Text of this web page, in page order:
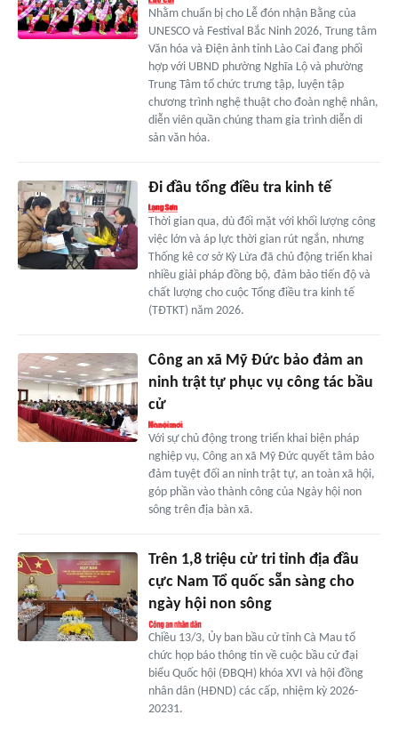
Nhằm chuẩn bị cho Lễ đón nhận Bằng của
UNESCO và Festival Bắc Ninh 2026, Trung tâm
Văn hóa và Điện ảnh tỉnh Lào Cai đang phối
hợp với UBND phường Nghĩa Lộ và phường
Trung Tâm tổ chức trưng tập, luyện tập
chương trình nghệ thuật cho đoàn nghệ nhân,
diễn viên quần chúng tham gia trình diễn di
sản văn hóa.
Đi đầu tổng điều tra kinh tế
Thời gian qua, dù đối mặt với khối lượng công
việc lớn và áp lực thời gian rút ngắn, nhưng
Thống kê cơ sở Kỳ Lừa đã chủ động triển khai
nhiều giải pháp đồng bộ, đảm bảo tiến độ và
chất lượng cho cuộc Tổng điều tra kinh tế
(TĐTKT) năm 2026.
Công an xã Mỹ Đức bảo đảm an
ninh trật tự phục vụ công tác bầu
cử
Với sự chủ động trong triển khai biện pháp
nghiệp vụ, Công an xã Mỹ Đức quyết tâm bảo
đảm tuyệt đối an ninh trật tự, an toàn xã hội,
góp phần vào thành công của Ngày hội non
sông trên địa bàn xã.
Trên 1,8 triệu cử tri tỉnh địa đầu
cực Nam Tổ quốc sẵn sàng cho
ngày hội non sông
Chiều 13/3, Ủy ban bầu cử tỉnh Cà Mau tổ
chức họp báo thông tin về cuộc bầu cử đại
biểu Quốc hội (ĐBQH) khóa XVI và hội đồng
nhân dân (HĐND) các cấp, nhiệm kỳ 2026-
20231.